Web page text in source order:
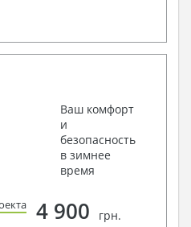
Ваш комфорт
и
безопасность
в зимнее
время
4 900 грн.